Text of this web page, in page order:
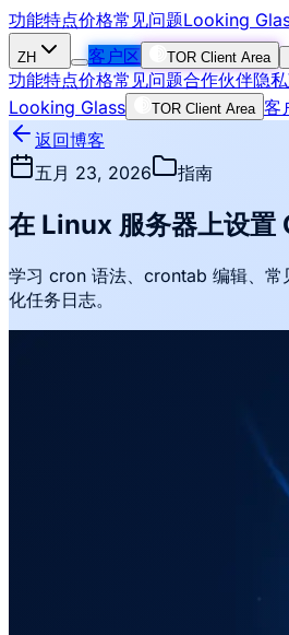
功能特点价格常见问题Looking
ZH 客户区 TOR Client Area
功能特点价格常见问题合作伙伴隐
Looking Glass
TOR Client Area 客
返回博客
五月 23, 2026
指南
在 Linux 服务器上设置
学习 cron 语法、crontab 编辑、常
化任务日志。